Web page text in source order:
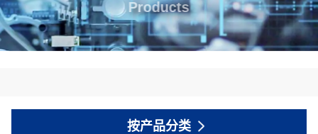
Products
按产品分类